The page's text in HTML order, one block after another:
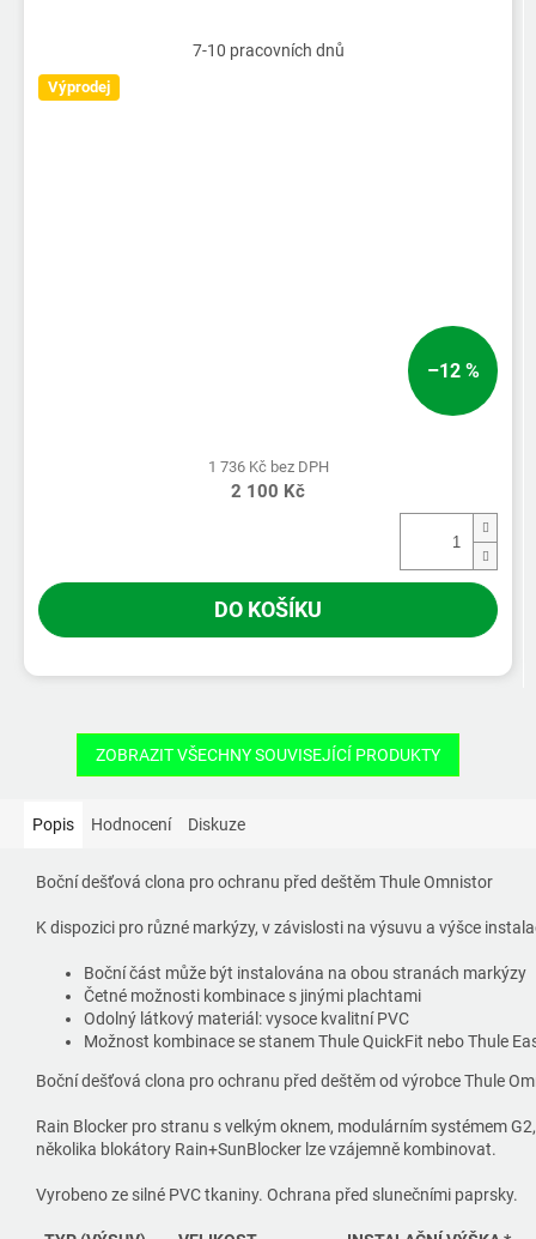
7-10 pracovních dnů
Výprodej
–12 %
1 736 Kč bez DPH
2 100 Kč
DO KOŠÍKU
ZOBRAZIT VŠECHNY SOUVISEJÍCÍ PRODUKTY
Popis Hodnocení Diskuze
Boční dešťová clona pro ochranu před deštěm Thule Omnistor
K dispozici pro různé markýzy, v závislosti na výsuvu a výšce
Boční část může být instalována na obou stranách markýzy
Četné možnosti kombinace s jinými plachtami
Odolný látkový materiál: vysoce kvalitní PVC
Možnost kombinace se stanem Thule QuickFit nebo Thule
Boční dešťová clona pro ochranu před deštěm od výrobce Thule
Rain Blocker pro stranu s velkým oknem, modulárním systémem G2,
několika blokátory Rain+SunBlocker lze vzájemně kombinovat.
Vyrobeno ze silné PVC tkaniny. Ochrana před slunečními paprsky.